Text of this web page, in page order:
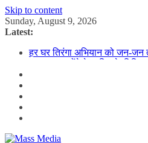
Skip to content
Sunday, August 9, 2026
Latest:
हर घर तिरंगा अभियान को जन-